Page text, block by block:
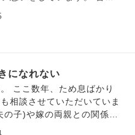
蕁麻疹が出て、またうつ状
れか一つなら頑張れるのに
のではないか、堕落した人
しまっておかしくなりそう
自殺できないままでした。
しないでくれと言われてし
になれない
ここ数年、ため息ばかり
相談させていただいていま
子)や嫁の両親との関係悪
クしています。今年に入